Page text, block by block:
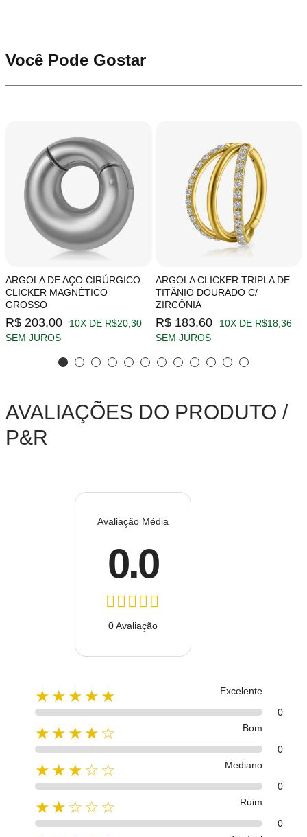
Você Pode Gostar
ARGOLA DE AÇO CIRÚRGICO
CLICKER MAGNÉTICO
GROSSO
R$ 203,00
10X DE R$20,30
SEM JUROS
ARGOLA CLICKER TRIPLA DE
TITÂNIO DOURADO C/
ZIRCÔNIA
R$ 183,60
10X DE R$18,36
SEM JUROS
AVALIAÇÕES DO PRODUTO /
P&R
Avaliação Média
0.0
0 Avaliação
★★★★★
Excelente
0
★★★★☆
Bom
0
★★★☆☆
Mediano
0
★★☆☆☆
Ruim
0